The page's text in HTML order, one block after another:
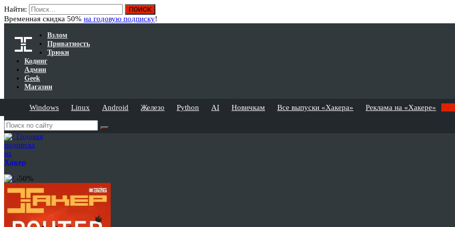
Найти:
Временная скидка 50% на годовую подписку!
Взлом
Приватность
Трюки
Кодинг
Админ
Geek
Магазин
Windows Linux Android Железо Python AI Новичкам Все выпуски «Хакера» Реклама на «Хакере»
Годовая
подписка
на
Хакер
-50%